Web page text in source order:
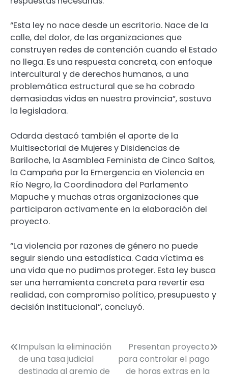
“Esta ley no nace desde un escritorio. Nace de la
calle, del dolor, de las organizaciones que
construyen redes de contención cuando el Estado
no llega. Es una respuesta concreta, con enfoque
intercultural y de derechos humanos, a una
problemática estructural que se ha cobrado
demasiadas vidas en nuestra provincia”, sostuvo
la legisladora.
Odarda destacó también el aporte de la
Multisectorial de Mujeres y Disidencias de
Bariloche, la Asamblea Feminista de Cinco Saltos,
la Campaña por la Emergencia en Violencia en
Río Negro, la Coordinadora del Parlamento
Mapuche y muchas otras organizaciones que
participaron activamente en la elaboración del
proyecto.
“La violencia por razones de género no puede
seguir siendo una estadística. Cada víctima es
una vida que no pudimos proteger. Esta ley busca
ser una herramienta concreta para revertir esa
realidad, con compromiso político, presupuesto y
decisión institucional”, concluyó.
Navegación
de
Impulsan la eliminación
de una tasa judicial
destinada al gremio de
Presentan proyecto
para controlar el pago
de horas extras en la